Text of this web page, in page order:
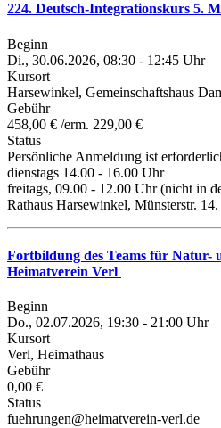
224. Deutsch-Integrationskurs 5.
Beginn
Di., 30.06.2026, 08:30 - 12:45 Uhr
Kursort
Harsewinkel, Gemeinschaftshaus
Gebühr
458,00 € /erm. 229,00 €
Status
Persönliche Anmeldung ist
dienstags 14.00 - 16.00 Uhr
freitags, 09.00 - 12.00 Uhr (nicht in
Rathaus Harsewinkel, Münsterstr. 14.
Fortbildung des Teams für
Heimatverein Verl
Beginn
Do., 02.07.2026, 19:30 - 21:00 Uhr
Kursort
Verl, Heimathaus
Gebühr
0,00 €
Status
fuehrungen@heimatverein-verl.de